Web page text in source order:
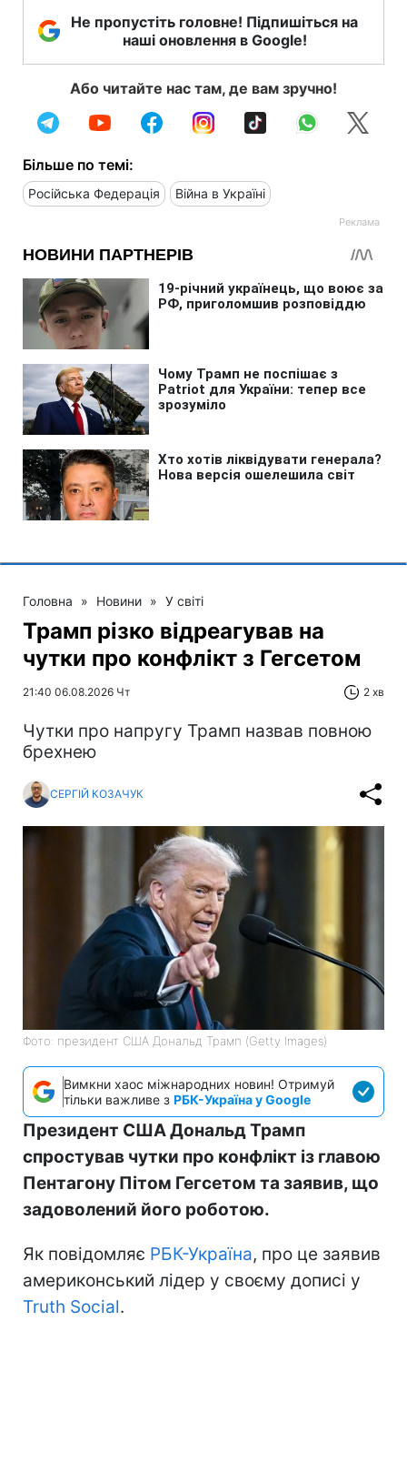
Не пропустіть головне! Підпишіться на
наші оновлення в Google!
Або читайте нас там, де вам зручно!
Більше по темі:
Російська Федерація Війна в Україні
Головна » Новини » У світі
Трамп різко відреагував на
чутки про конфлікт з Гегсетом
21:40 06.08.2026 Чт 2 хв
Чутки про напругу Трамп назвав повною
брехнею
СЕРГІЙ КОЗАЧУК
Фото: президент США Дональд Трамп (Getty Images)
Вимкни хаос міжнародних новин! Отримуй
тільки важливе з РБК-Україна у Google
Президент США Дональд Трамп
спростував чутки про конфлікт із главою
Пентагону Пітом Гегсетом та заявив, що
задоволений його роботою.
Як повідомляє РБК-Україна, про це заявив
америконський лідер у своєму дописі у
Truth Social.